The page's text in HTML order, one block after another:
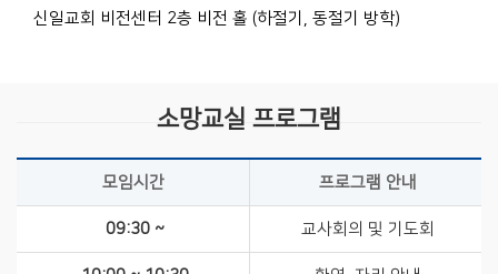
신일교회 비전센터 2층 비전 홀 (하절기, 동절기 방학)
소망교실 프로그램
모임시간 프로그램 안내
09:30 ~ 교사회의 및 기도회